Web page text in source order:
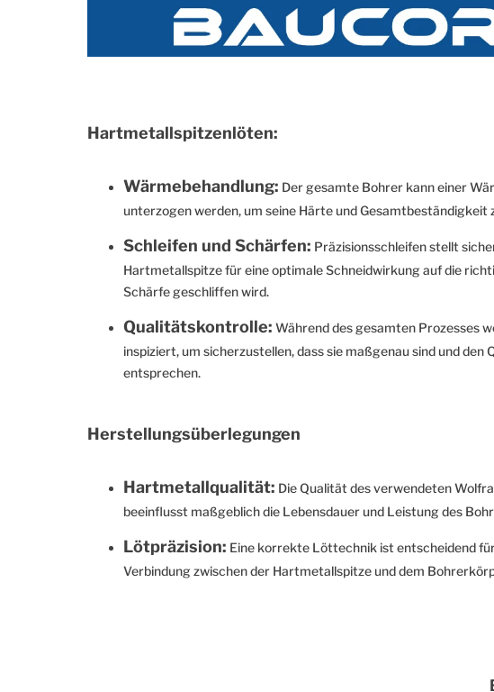
Hartmetallspitzenlöten:
Wärmebehandlung: Der gesamte Bohrer kann einer
unterzogen werden, um seine Härte und Gesamtbeständigkeit
Schleifen und Schärfen: Präzisionsschleifen stellt
Hartmetallspitze für eine optimale Schneidwirkung auf die
Schärfe geschliffen wird.
Qualitätskontrolle: Während des gesamten Prozesses
inspiziert, um sicherzustellen, dass sie maßgenau sind und den
entsprechen.
Herstellungsüberlegungen
Hartmetallqualität: Die Qualität des verwendeten
beeinflusst maßgeblich die Lebensdauer und Leistung des
Lötpräzision: Eine korrekte Löttechnik ist entscheidend
Verbindung zwischen der Hartmetallspitze und dem